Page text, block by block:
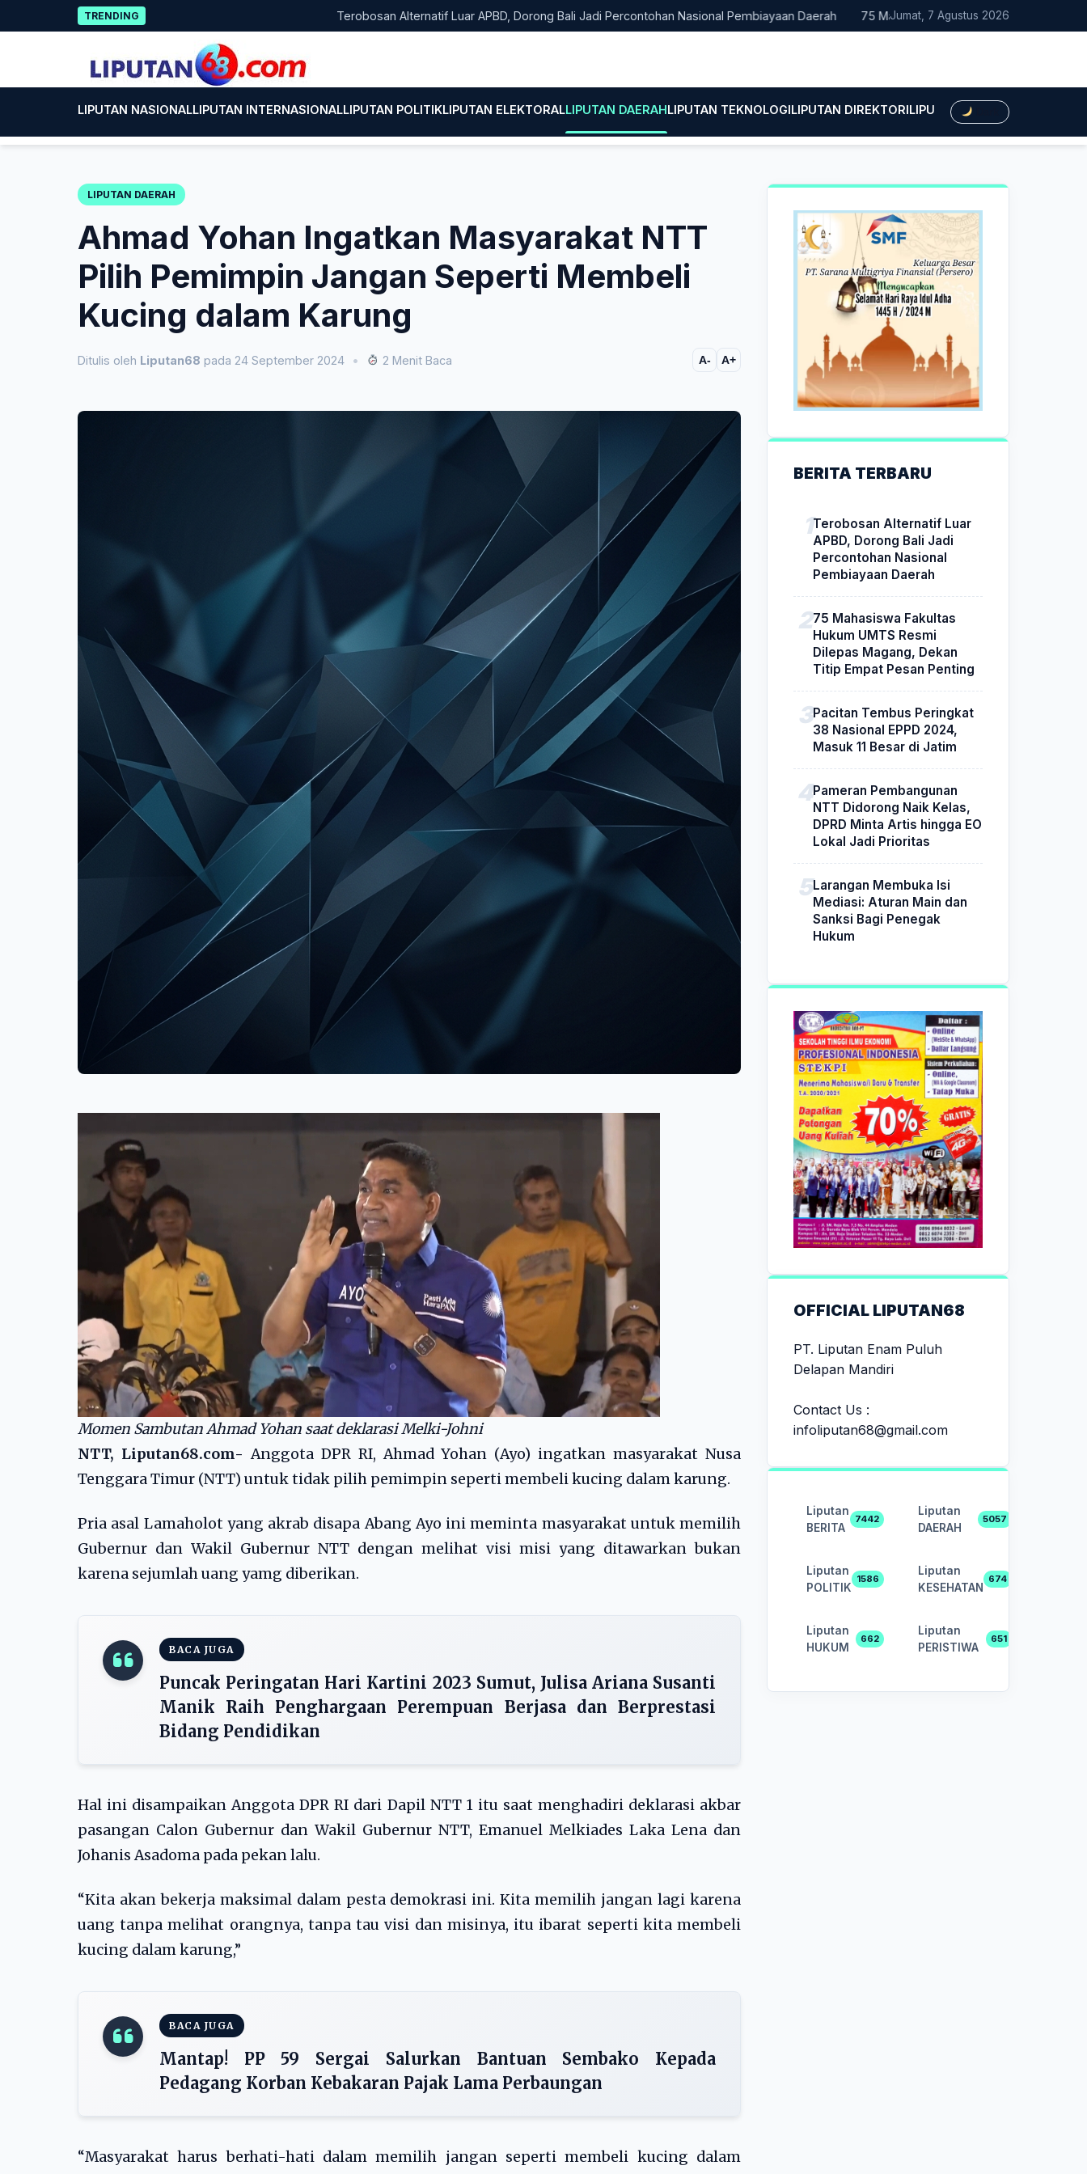
to
TRENDING Terobosan Alternatif Luar APBD, Dorong Bali Jadi Percontohan Nasional Pembiayaan Daerah 75 Mahasiswa Fakultas Hukum UMTS Resmi
Jumat, 7 Agustus 2026
LIPUTAN NASIONALLIPUTAN INTERNASIONALLIPUTAN POLITIKLIPUTAN ELEKTORALLIPUTAN DAERAHLIPUTAN TEKNOLOGILIPUTAN DIREKTORILIPUTAN HUKUMLIPUTAN
LIPUTAN DAERAH
Ahmad Yohan Ingatkan Masyarakat NTT
Pilih Pemimpin Jangan Seperti Membeli
Kucing dalam Karung
Ditulis oleh Liputan68 pada 24 September 2024 • 2 Menit Baca A- A+
Momen Sambutan Ahmad Yohan saat deklarasi Melki-Johni
NTT, Liputan68.com- Anggota DPR RI, Ahmad Yohan (Ayo) ingatkan masyarakat Nusa
Tenggara Timur (NTT) untuk tidak pilih pemimpin seperti membeli kucing dalam karung.
Pria asal Lamaholot yang akrab disapa Abang Ayo ini meminta masyarakat untuk memilih
Gubernur dan Wakil Gubernur NTT dengan melihat visi misi yang ditawarkan bukan
karena sejumlah uang yamg diberikan.
BACA JUGA
Puncak Peringatan Hari Kartini 2023 Sumut, Julisa Ariana Susanti
Manik Raih Penghargaan Perempuan Berjasa dan Berprestasi
Bidang Pendidikan
Hal ini disampaikan Anggota DPR RI dari Dapil NTT 1 itu saat menghadiri deklarasi akbar
pasangan Calon Gubernur dan Wakil Gubernur NTT, Emanuel Melkiades Laka Lena dan
Johanis Asadoma pada pekan lalu.
“Kita akan bekerja maksimal dalam pesta demokrasi ini. Kita memilih jangan lagi karena
uang tanpa melihat orangnya, tanpa tau visi dan misinya, itu ibarat seperti kita membeli
kucing dalam karung,”
BACA JUGA
Mantap! PP 59 Sergai Salurkan Bantuan Sembako Kepada
Pedagang Korban Kebakaran Pajak Lama Perbaungan
“Masyarakat harus berhati-hati dalam memilih jangan seperti membeli kucing dalam
BERITA TERBARU
Terobosan Alternatif Luar
APBD, Dorong Bali Jadi
Percontohan Nasional
Pembiayaan Daerah
75 Mahasiswa Fakultas
Hukum UMTS Resmi
Dilepas Magang, Dekan
Titip Empat Pesan Penting
Pacitan Tembus Peringkat
38 Nasional EPPD 2024,
Masuk 11 Besar di Jatim
Pameran Pembangunan
NTT Didorong Naik Kelas,
DPRD Minta Artis hingga EO
Lokal Jadi Prioritas
Larangan Membuka Isi
Mediasi: Aturan Main dan
Sanksi Bagi Penegak
Hukum
OFFICIAL LIPUTAN68
PT. Liputan Enam Puluh
Delapan Mandiri
Contact Us :
infoliputan68@gmail.com
Liputan
BERITA
7442
Liputan
DAERAH
5057
Liputan
POLITIK
1586
Liputan
KESEHATAN
674
Liputan
HUKUM
662
Liputan
PERISTIWA
651